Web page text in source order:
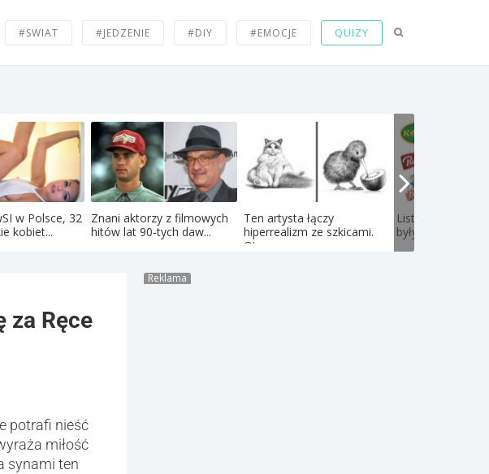
#SWIAT #JEDZENIE #DIY #EMOCJE QUIZY
w Polsce, 32
kobiet...
Znani aktorzy z filmowych
hitów lat 90-tych daw...
Ten artysta łączy
hiperrealizm ze szkicami.
Oto...
Lista 71 firm,
były polskie ale
za Ręce
potrafi nieść
miłość
synami ten
Reklama